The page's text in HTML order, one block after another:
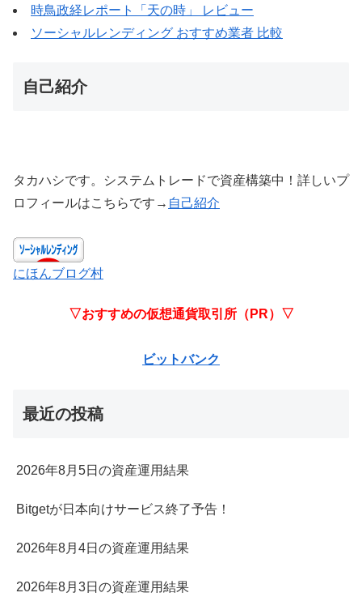
時鳥政経レポート「天の時」 レビュー
ソーシャルレンディング おすすめ業者 比較
自己紹介
タカハシです。システムトレードで資産構築中！詳しいプ
ロフィールはこちらです→ 自己紹介
にほんブログ村
▽おすすめの仮想通貨取引所（PR）▽
ビットバンク
最近の投稿
2026年8月5日の資産運用結果
Bitgetが日本向けサービス終了予告！
2026年8月4日の資産運用結果
2026年8月3日の資産運用結果